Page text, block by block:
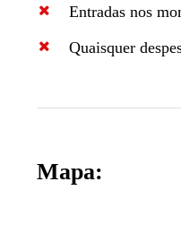
Entradas nos
Quaisquer
Mapa: